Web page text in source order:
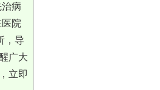
病
院
，导
广大
立即